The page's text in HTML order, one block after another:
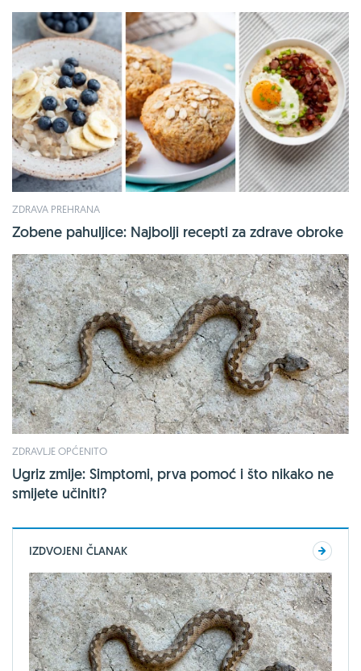
ZDRAVA PREHRANA
Zobene pahuljice: Najbolji recepti za zdrave obroke
ZDRAVLJE OPĆENITO
Ugriz zmije: Simptomi, prva pomoć i što nikako ne
smijete učiniti?
IZDVOJENI ČLANAK